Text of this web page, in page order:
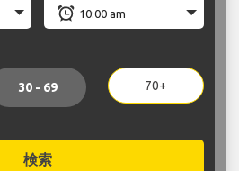
30 - 69 70+
検索